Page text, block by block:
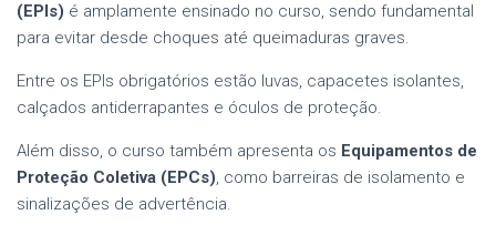
(EPIs) é amplamente ensinado no curso, sendo fundamental
para evitar desde choques até queimaduras graves.
Entre os EPIs obrigatórios estão luvas, capacetes isolantes,
calçados antiderrapantes e óculos de proteção.
Além disso, o curso também apresenta os Equipamentos de
Proteção Coletiva (EPCs), como barreiras de isolamento e
sinalizações de advertência.